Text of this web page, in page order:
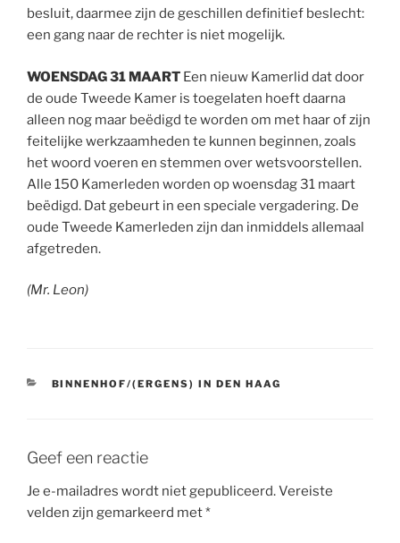
besluit, daarmee zijn de geschillen definitief beslecht:
een gang naar de rechter is niet mogelijk.
WOENSDAG 31 MAART Een nieuw Kamerlid dat door
de oude Tweede Kamer is toegelaten hoeft daarna
alleen nog maar beëdigd te worden om met haar of zijn
feitelijke werkzaamheden te kunnen beginnen, zoals
het woord voeren en stemmen over wetsvoorstellen.
Alle 150 Kamerleden worden op woensdag 31 maart
beëdigd. Dat gebeurt in een speciale vergadering. De
oude Tweede Kamerleden zijn dan inmiddels allemaal
afgetreden.
(Mr. Leon)
CATEGORIEËN
BINNENHOF/(ERGENS) IN DEN HAAG
Geef een reactie
Je e-mailadres wordt niet gepubliceerd.Vereiste
velden zijn gemarkeerd met*